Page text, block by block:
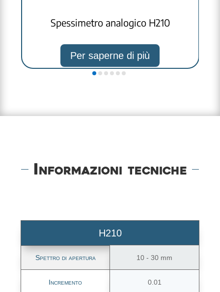
Spessimetro analogico H210
Per saperne di più
Informazioni tecniche
Spettro di apertura
Incremento
H210
10 - 30 mm
0.01